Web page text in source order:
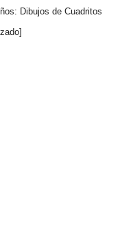
Dibujos de Cuadritos